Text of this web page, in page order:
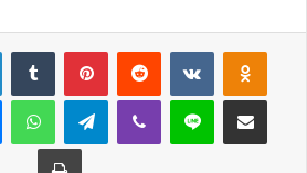
LinkedInTumblr PinterestReddit VKontakte
MessengerWhatsAppTelegramViber Line E-Posta ile
Yazdır